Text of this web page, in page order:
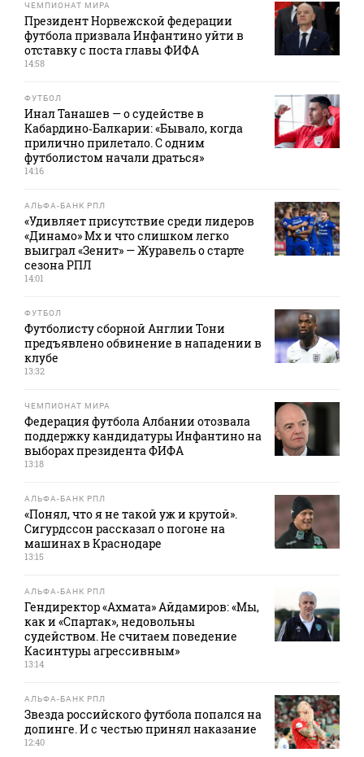
ЧЕМПИОНАТ МИРА
Президент Норвежской федерации
футбола призвала Инфантино уйти в
отставку с поста главы ФИФА
14:58
ФУТБОЛ
Инал Танашев — о судействе в
Кабардино‑Балкарии: «Бывало, когда
прилично прилетало. С одним
футболистом начали драться»
14:16
АЛЬФА-БАНК РПЛ
«Удивляет присутствие среди лидеров
«Динамо» Мх и что слишком легко
выиграл «Зенит» — Журавель о старте
сезона РПЛ
14:01
ФУТБОЛ
Футболисту сборной Англии Тони
предъявлено обвинение в нападении в
клубе
13:32
ЧЕМПИОНАТ МИРА
Федерация футбола Албании отозвала
поддержку кандидатуры Инфантино на
выборах президента ФИФА
13:18
АЛЬФА-БАНК РПЛ
«Понял, что я не такой уж и крутой».
Сигурдссон рассказал о погоне на
машинах в Краснодаре
13:15
АЛЬФА-БАНК РПЛ
Гендиректор «Ахмата» Айдамиров: «Мы,
как и «Спартак», недовольны
судейством. Не считаем поведение
Касинтуры агрессивным»
13:14
АЛЬФА-БАНК РПЛ
Звезда российского футбола попался на
допинге. И с честью принял наказание
12:40